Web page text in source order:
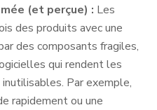
(et perçue) : Les
des produits avec une
des composants fragiles,
qui rendent les
Par exemple,
rapidement ou une